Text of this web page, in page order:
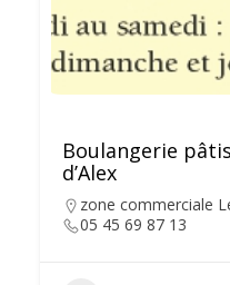
Boulangerie
d’Alex
zone commerciale
05 45 69 87 13